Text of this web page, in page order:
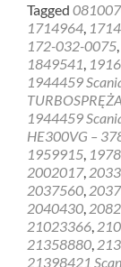
Tagged
1714964,
172-032-0075,
1849541,
1944459
1944459
HE300VG –
1959915,
2002017,
2037560,
2040430,
21023366,
21358880,
21398421